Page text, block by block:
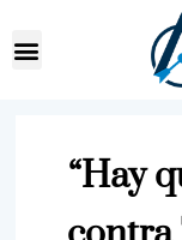
“Hay